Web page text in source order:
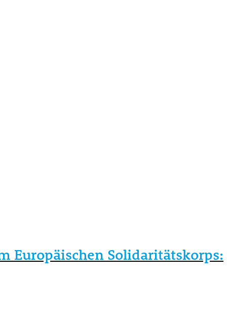
Europäischen Solidaritätskorps: